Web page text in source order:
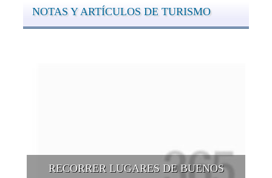
NOTAS Y ARTÍCULOS DE TURISMO
RECORRER LUGARES DE BUENOS